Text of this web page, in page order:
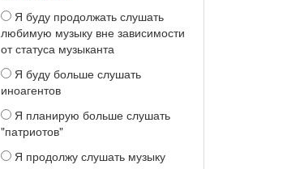
Я буду продолжать слушать
любимую музыку вне зависимости
от статуса музыканта
Я буду больше слушать
иноагентов
Я планирую больше слушать
"патриотов"
Я продолжу слушать музыку